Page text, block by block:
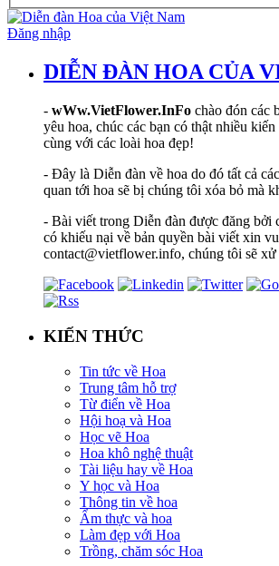
Đăng nhập
DIỄN ĐÀN HOA CỦA
- wWw.VietFlower.InFo chào đón các
yêu hoa, chúc các bạn có thật nhiều
cùng với các loài hoa đẹp!
- Đây là Diễn đàn về hoa do đó tất cả
quan tới hoa sẽ bị chúng tôi xóa bỏ mà
- Bài viết trong Diễn đàn được đăng bởi
có khiếu nại về bản quyền bài viết xin
contact@vietflower.info, chúng tôi sẽ
KIẾN THỨC
Tin tức về Hoa
Trung tâm hỗ trợ
Từ điển về Hoa
Hội hoạ và Hoa
Học vẽ Hoa
Hoa khô nghệ thuật
Tài liệu hay về Hoa
Y học và Hoa
Thông tin về hoa
Ẩm thực và hoa
Làm đẹp với Hoa
Trồng, chăm sóc Hoa